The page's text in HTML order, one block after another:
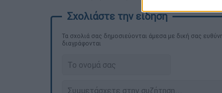
Τα σχολιά σας δημοσιεύονται άμεσα με δική σας
διαγράφονται